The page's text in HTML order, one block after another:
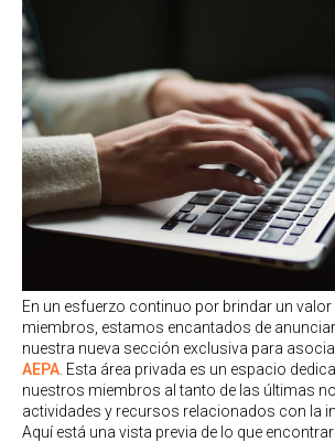
En un esfuerzo continuo por brindar un
miembros, estamos encantados de
nuestra nueva sección exclusiva para
AEPA . Esta área privada es un espacio
nuestros miembros al tanto de las últimas
actividades y recursos relacionados con la
Aquí está una vista previa de lo que